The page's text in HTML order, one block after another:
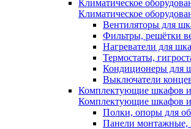
Климатическое
Климатическое
Вентиляторы для
Фильтры, решётки
Нагреватели для
Термостаты,
Кондиционеры для
Выключатели
Комплектующие шкафов и
Комплектующие шкафов и
Полки, опоры для
Панели монтажные,